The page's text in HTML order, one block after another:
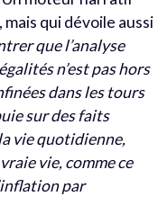
qui dévoile aussi
que l’analyse
n’est pas hors
dans les tours
sur des faits
vie quotidienne,
vie, comme ce
par